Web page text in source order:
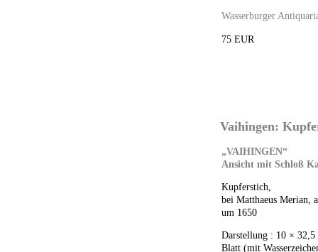
Wasserburger
75 EUR
Vaihingen:
„VAIHINGEN“
Ansicht mit Schloß
Kupferstich,
bei Matthaeus Merian,
um 1650
Darstellung : 10 × 32,5
Blatt (mit